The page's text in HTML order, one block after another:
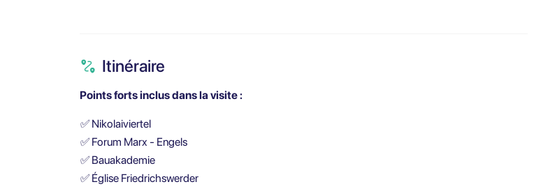
Itinéraire
Points forts inclus dans la visite :
✅ Nikolaiviertel
✅ Forum Marx - Engels
✅ Bauakademie
✅ Église Friedrichswerder